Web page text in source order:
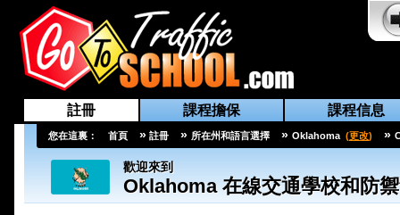
註冊 課程擔保 課程信息
您在這裏： 首頁 » 註冊 » 所在州和語言選擇 » Oklahoma (更改) »
歡迎來到
Oklahoma在線交通學校和防